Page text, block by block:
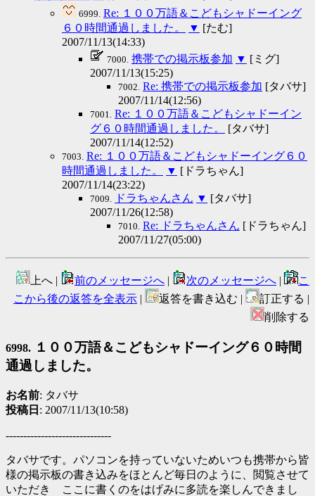
6999. Re: １００万語＆こどもシャドーイング
６０時間通過しました。
▼ [たむ]
2007/11/13(14:33)
7000. 携帯での掲示板参加 ▼ [ミグ]
2007/11/13(15:25)
7002. Re: 携帯での掲示板参加 [タバサ]
2007/11/14(12:56)
7001.
Re: １００万語＆こどもシャドーイン
グ６０時間通過しました。
[タバサ]
2007/11/14(12:52)
7003. Re: １００万語＆こどもシャドーイング６０
時間通過しました。
▼ [ドラちゃん]
2007/11/14(23:22)
7009. ドラちゃんさん ▼ [タバサ]
2007/11/26(12:58)
7010. Re: ドラちゃんさん [ドラちゃん]
2007/11/27(05:00)
上へ | 前のメッセージへ | 次のメッセージへ |
こ
こから後の返答を全表示 | 返答を書き込む |
訂正する |
削除する
6998. １００万語＆こどもシャドーイング６０時間
通過しました。
お名前: タバサ
投稿日 : 2007/11/13(10:58)
------------------------------
タバサです。パソコンを持っていないためいつも携帯から皆
様の掲示板の書き込みをほとんど毎日のように、閲覧させて
いただき ここに書くのをはげみに多読を楽しんできまし